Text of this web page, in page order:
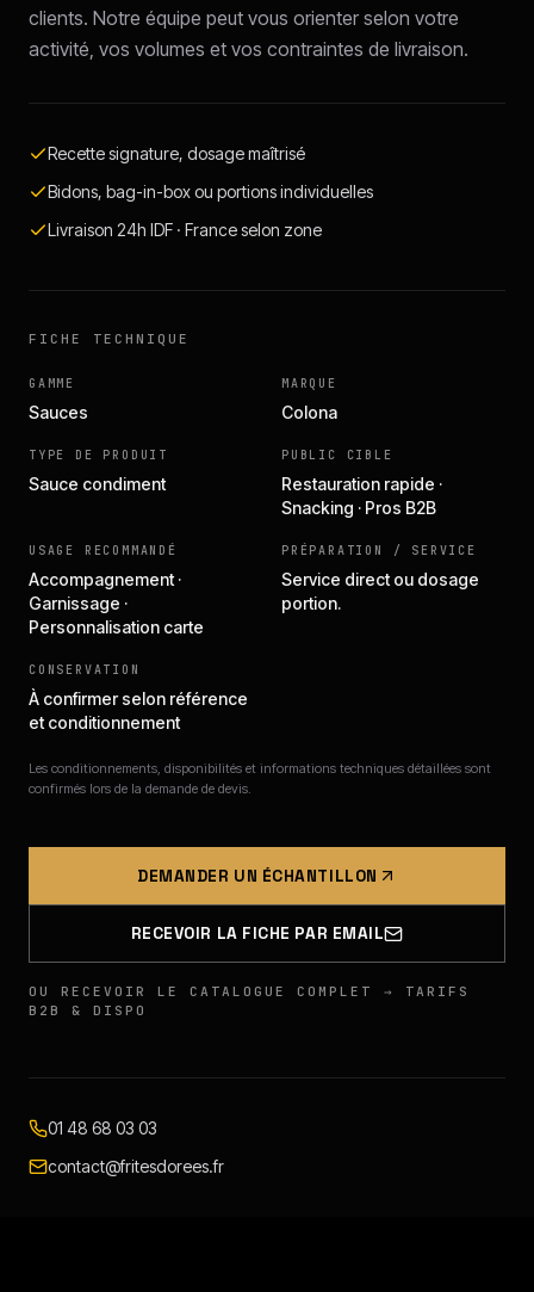
clients. Notre équipe peut vous orienter selon votre
activité, vos volumes et vos contraintes de livraison.
Recette signature, dosage maîtrisé
Bidons, bag-in-box ou portions individuelles
Livraison 24h IDF · France selon zone
FICHE TECHNIQUE
GAMME
Sauces
MARQUE
Colona
TYPE DE PRODUIT
Sauce condiment
PUBLIC CIBLE
Restauration rapide ·
Snacking · Pros B2B
USAGE RECOMMANDÉ
Accompagnement ·
Garnissage ·
Personnalisation carte
PRÉPARATION / SERVICE
Service direct ou dosage
portion.
CONSERVATION
À confirmer selon référence
et conditionnement
Les conditionnements, disponibilités et informations techniques détaillées sont
confirmés lors de la demande de devis.
DEMANDER UN ÉCHANTILLON
RECEVOIR LA FICHE PAR EMAIL
OU RECEVOIR LE CATALOGUE COMPLET → TARIFS
B2B & DISPO
01 48 68 03 03
contact@fritesdorees.fr